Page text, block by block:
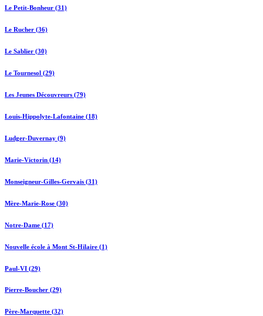
Le Petit-Bonheur (31)
Le Rucher (36)
Le Sablier (30)
Le Tournesol (29)
Les Jeunes Découvreurs (79)
Louis-Hippolyte-Lafontaine (18)
Ludger-Duvernay (9)
Marie-Victorin (14)
Monseigneur-Gilles-Gervais (31)
Mère-Marie-Rose (30)
Notre-Dame (17)
Nouvelle école à Mont St-Hilaire (1)
Paul-VI (29)
Pierre-Boucher (29)
Père-Marquette (32)